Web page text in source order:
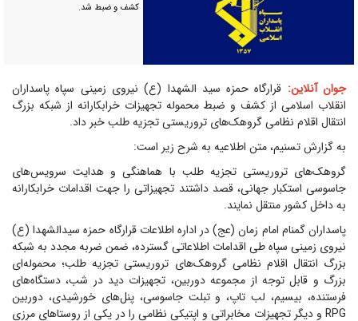
کشف و ضبط شد.
جوان آنلاین: قرارگاه حمزه سید الشهدا (ع) نیروی زمینی سپاه پاسداران
انقلاب اسلامی از کشف و ضبط محموله تجهیزات خرابکارانه از شبکه بزرگ
انتقال اقلام نظامی گروهک‌های تروریستی تجزیه طلب خبر داد.
به گزارش تسنیم، متن اطلاعیه به شرح زیر است:
گروهک‌های تروریستی تجزیه طلب با هماهنگی و هدایت سرویس‌های
جاسوسی استکبار جهانی، قصد داشتند تجهیزاتی را جهت اقدامات خرابکارانه
به داخل کشور منتقل نمایند.
پاسداران گمنام امام زمان (عج) در اداره اطلاعات قرارگاه حمزه سیدالشهدا (ع)
نیروی زمینی سپاه طی اقدامات اطلاعاتی گسترده، ضمن ضربه مجدد به شبکه
بزرگ انتقال اقلام نظامی گروهک‌های تروریستی تجزیه طلب؛ محموله‌ای
بزرگ و قابل توجه از مجموعه دوربین، تجهیزات دید در شب، دستگاه‌های
فرستنده، بیسیم، لب تاپ، و تبلت جاسوسی، پنل‌های خورشیدی، دوربین
RPG و دیگر تجهیزات مخابراتی و اپتیکی نظامی را در یکی از روستا‌های مرزی